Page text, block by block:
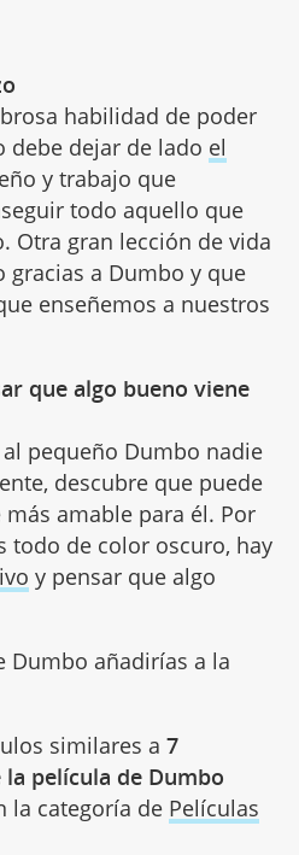
habilidad de poder
debe dejar de lado el
y trabajo que
todo aquello que
Otra gran lección de vida
a Dumbo y que
enseñemos a nuestros
que algo bueno viene
pequeño Dumbo nadie
descubre que puede
amable para él. Por
todo de color oscuro, hay
y pensar que algo
Dumbo añadirías a la
similares a 7
película de Dumbo
la categoría de Películas